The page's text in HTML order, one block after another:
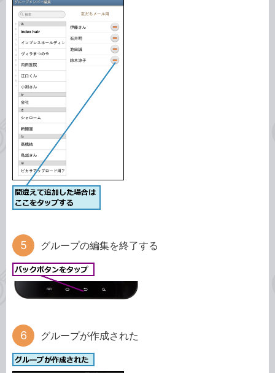
グループの編集を終了する
グループが作成された